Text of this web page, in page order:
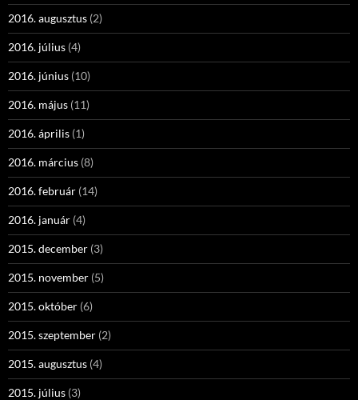
2016. augusztus (2)
2016. július (4)
2016. június (10)
2016. május (11)
2016. április (1)
2016. március (8)
2016. február (14)
2016. január (4)
2015. december (3)
2015. november (5)
2015. október (6)
2015. szeptember (2)
2015. augusztus (4)
2015. július (3)